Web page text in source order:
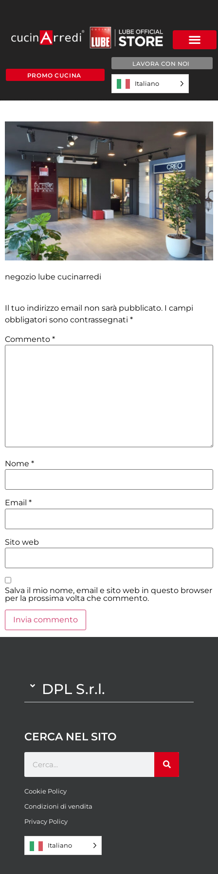
PROMO CUCINA
LAVORA CON NOI
Italiano
negozio lube cucinarredi
Il tuo indirizzo email non sarà pubblicato. I campi
obbligatori sono contrassegnati *
Commento *
Nome *
Email *
Sito web
Salva il mio nome, email e sito web in questo browser
per la prossima volta che commento.
DPL S.r.l.
CERCA NEL SITO
Cookie Policy
Condizioni di vendita
Privacy Policy
Italiano